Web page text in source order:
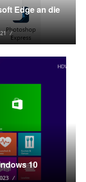
Edge an die
10